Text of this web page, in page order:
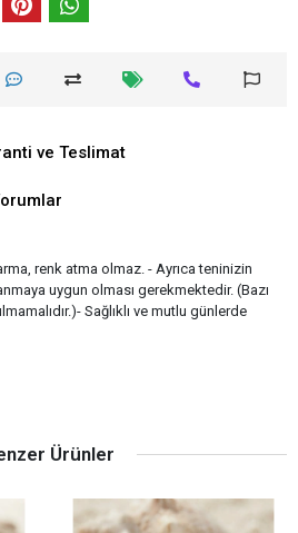
ve Teslimat
renk atma olmaz. - Ayrıca teninizin
uygun olması gerekmektedir. (Bazı
Sağlıklı ve mutlu günlerde
Ürünler